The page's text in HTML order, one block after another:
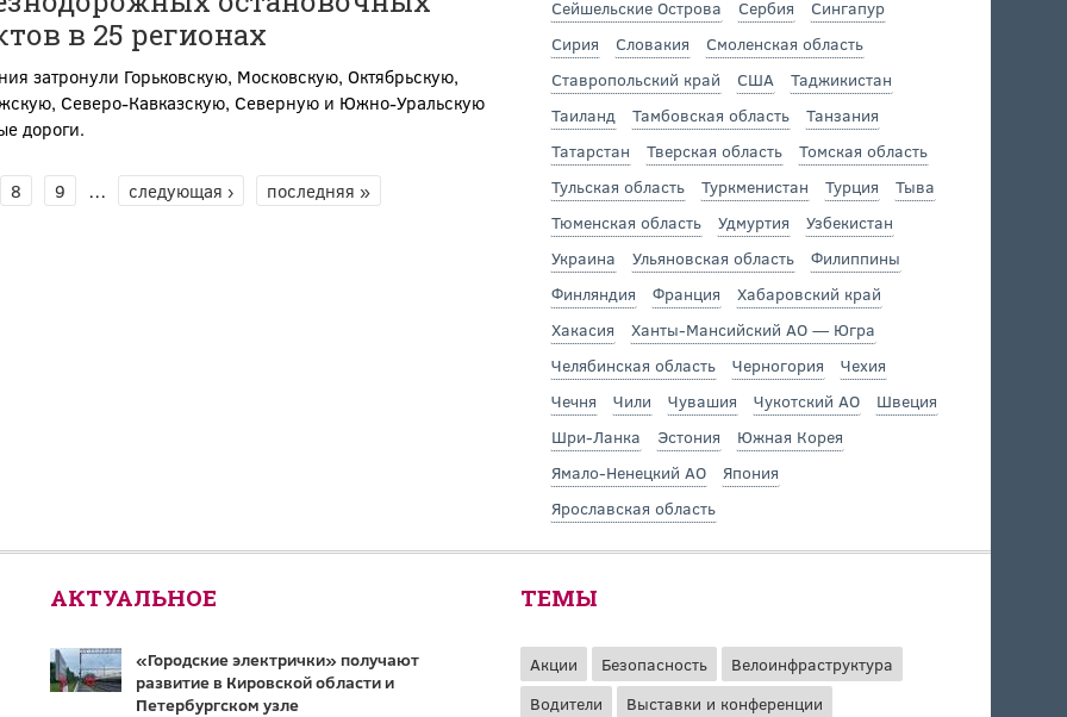
в 25 регионах
затронули Горьковскую, Московскую, Октябрьскую,
Северо-Кавказскую, Северную и Южно-Уральскую
дороги.
8 9 … следующая › последняя »
Сейшельские Острова
Сербия
Сингапур
Сирия
Словакия
Смоленская область
Ставропольский край
США
Таджикистан
Таиланд
Тамбовская область
Танзания
Татарстан
Тверская область
Томская область
Тульская область
Туркменистан Турция
Тыва
Тюменская область
Удмуртия
Узбекистан
Украина
Ульяновская область
Филиппины
Финляндия
Франция
Хабаровский край
Хакасия
Ханты-Мансийский АО — Югра
Челябинская область
Черногория
Чехия
Чечня
Чили Чувашия Чукотский АО
Швеция
Шри-Ланка
Эстония
Южная Корея
Ямало-Ненецкий АО
Япония
Ярославская область
АКТУАЛЬНОЕ
«Городские электрички» получают
развитие в Кировской области и
Петербургском узле
ТЕМЫ
Акции Безопасность
Велоинфраструктура
Водители
Выставки и конференции